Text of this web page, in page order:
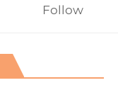
Follow